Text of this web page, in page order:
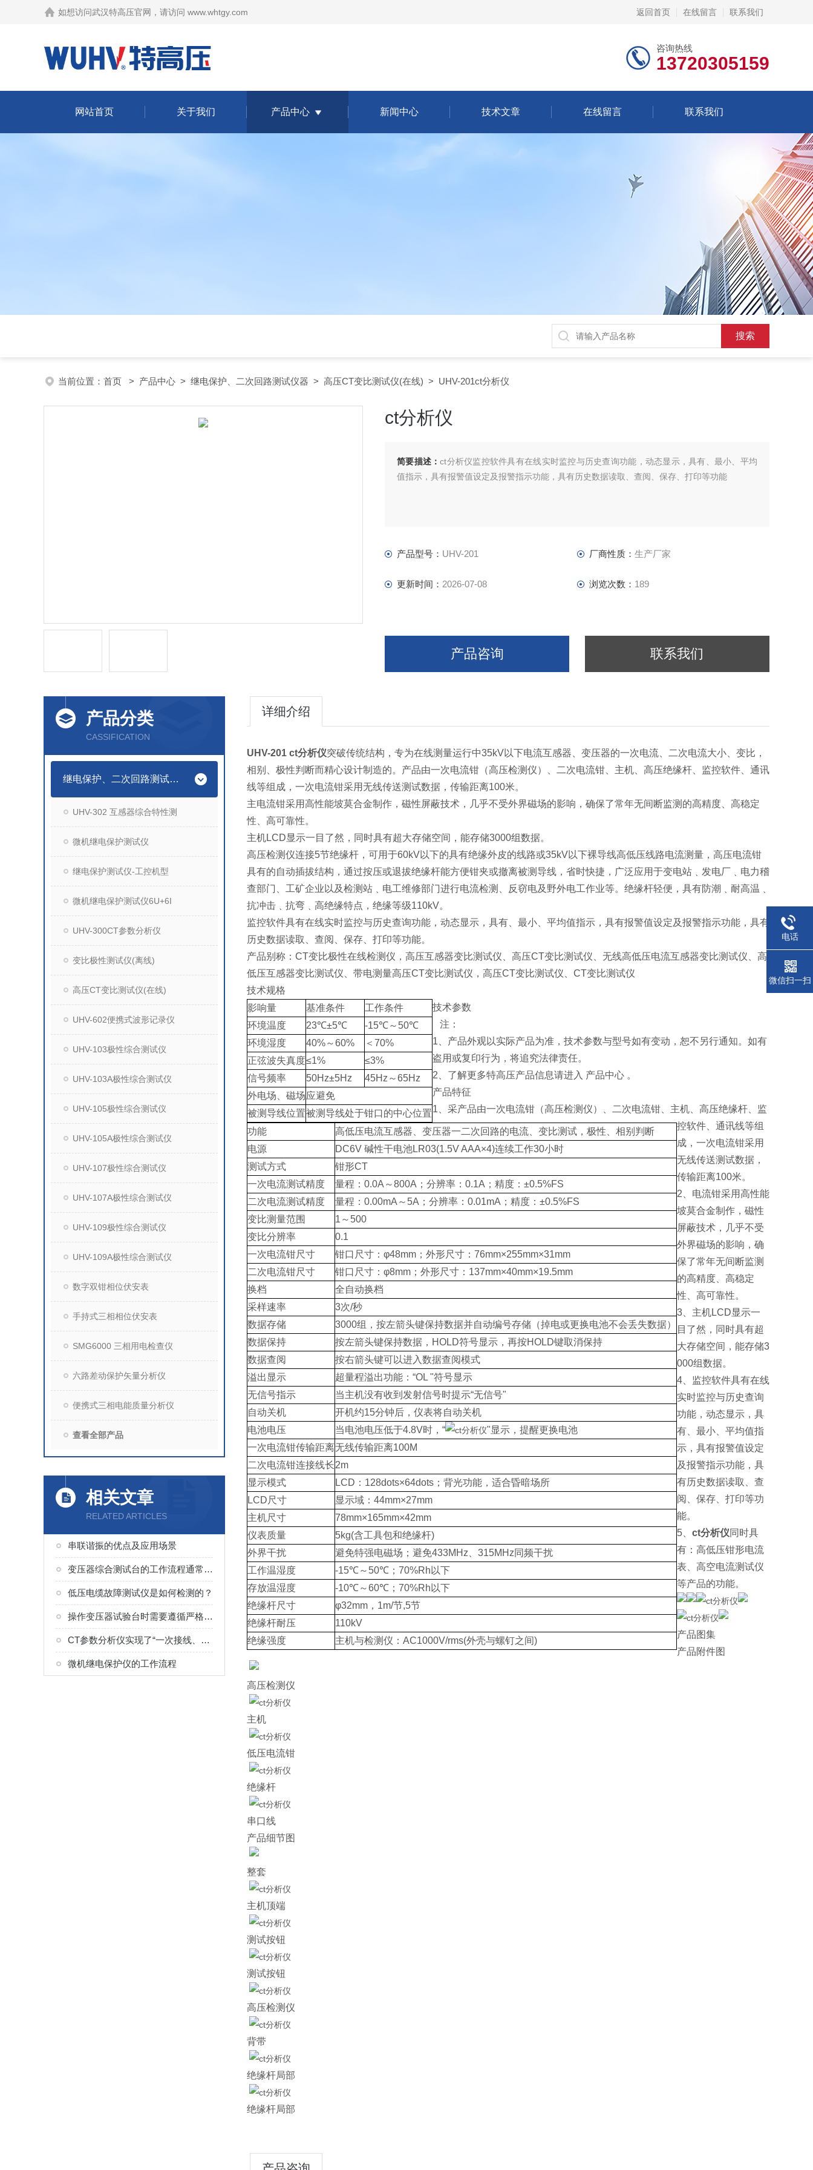
如想访问武汉特高压官网，请访问 www.whtgy.com 返回首页 在线留言 联系我们
咨询热线
13720305159
网站首页 关于我们 产品中心 新闻中心 技术文章 在线留言 联系我们
当前位置： 首页 > 产品中心 > 继电保护、二次回路测试仪器 > 高压CT变比测试仪(在线) > UHV-201ct分析仪
ct分析仪
简要描述：ct分析仪监控软件具有在线实时监控与历史查询功能，动态显示，具有、最小、平均
值指示，具有报警值设定及报警指示功能，具有历史数据读取、查阅、保存、打印等功能
产品型号： UHV-201 厂商性质： 生产厂家
更新时间： 2026-07-08 浏览次数： 189
产品咨询 联系我们
产品分类
CASSIFICATION
继电保护、二次回路测试仪器
UHV-302 互感器综合特性测
微机继电保护测试仪
继电保护测试仪-工控机型
微机继电保护测试仪6U+6I
UHV-300CT参数分析仪
变比极性测试仪(离线)
高压CT变比测试仪(在线)
UHV-602便携式波形记录仪
UHV-103极性综合测试仪
UHV-103A极性综合测试仪
UHV-105极性综合测试仪
UHV-105A极性综合测试仪
UHV-107极性综合测试仪
UHV-107A极性综合测试仪
UHV-109极性综合测试仪
UHV-109A极性综合测试仪
数字双钳相位伏安表
手持式三相相位伏安表
SMG6000 三相用电检查仪
六路差动保护矢量分析仪
便携式三相电能质量分析仪
查看全部产品
相关文章
RELATED ARTICLES
串联谐振的优点及应用场景
变压器综合测试台的工作流程通常分为以下几个环节
低压电缆故障测试仪是如何检测的？
操作变压器试验台时需要遵循严格的安全规程
CT参数分析仪实现了“一次接线、多项检测、自动生成结果”的流程
微机继电保护仪的工作流程
详细介绍
UHV-201 ct分析仪突破传统结构，专为在线测量运行中35kV以下电流互感器、变压器的一次电流、二次电流大小、变比，
相别、极性判断而精心设计制造的。产品由一次电流钳（高压检测仪）、二次电流钳、主机、高压绝缘杆、监控软件、通讯
线等组成，一次电流钳采用无线传送测试数据，传输距离100米。
主电流钳采用高性能坡莫合金制作，磁性屏蔽技术，几乎不受外界磁场的影响，确保了常年无间断监测的高精度、高稳定
性、高可靠性。
主机LCD显示一目了然，同时具有超大存储空间，能存储3000组数据。
高压检测仪连接5节绝缘杆，可用于60kV以下的具有绝缘外皮的线路或35kV以下裸导线高低压线路电流测量，高压电流钳
具有的自动插拔结构，通过按压或退拔绝缘杆能方便钳夹或撤离被测导线，省时快捷，广泛应用于变电站﹑发电厂﹑电力稽
查部门、工矿企业以及检测站﹑电工维修部门进行电流检测、反窃电及野外电工作业等。绝缘杆轻便，具有防潮﹑耐高温﹑
抗冲击﹑抗弯﹑高绝缘特点，绝缘等级110kV。
监控软件具有在线实时监控与历史查询功能，动态显示，具有、最小、平均值指示，具有报警值设定及报警指示功能，具有
历史数据读取、查阅、保存、打印等功能。
产品别称：CT变比极性在线检测仪，高压互感器变比测试仪、高压CT变比测试仪、无线高低压电流互感器变比测试仪、高
低压互感器变比测试仪、带电测量高压CT变比测试仪，高压CT变比测试仪、CT变比测试仪
技术规格
影响量
基准条件
工作条件
环境温度
23℃±5℃
-15℃～50℃
环境湿度
40%～60%
＜70%
正弦波失真度≤1%
≤3%
信号频率
50Hz±5Hz
45Hz～65Hz
外电场、磁场应避免
被测导线位置被测导线处于钳口的中心位置
技术参数
功能
高低压电流互感器、变压器一二次回路的电流、变比测试，极性、相别判断
电源
DC6V 碱性干电池LR03(1.5V AAA×4)连续工作30小时
测试方式
钳形CT
一次电流测试精度
量程：0.0A～800A；分辨率：0.1A；精度：±0.5%FS
二次电流测试精度
量程：0.00mA～5A；分辨率：0.01mA；精度：±0.5%FS
变比测量范围
1～500
变比分辨率
0.1
一次电流钳尺寸
钳口尺寸：φ48mm；外形尺寸：76mm×255mm×31mm
二次电流钳尺寸
钳口尺寸：φ8mm；外形尺寸：137mm×40mm×19.5mm
换档
全自动换档
采样速率
3次/秒
数据存储
3000组，按左箭头键保持数据并自动编号存储（掉电或更换电池不会丢失数据）
数据保持
按左箭头键保持数据，HOLD符号显示，再按HOLD键取消保持
数据查阅
按右箭头键可以进入数据查阅模式
溢出显示
超量程溢出功能：“OL "符号显示
无信号指示
当主机没有收到发射信号时提示“无信号"
自动关机
开机约15分钟后，仪表将自动关机
电池电压
当电池电压低于4.8V时，“
"显示，提醒更换电池
一次电流钳传输距离无线传输距离100M
二次电流钳连接线长2m
显示模式
LCD：128dots×64dots；背光功能，适合昏暗场所
LCD尺寸
显示域：44mm×27mm
主机尺寸
78mm×165mm×42mm
仪表质量
5kg(含工具包和绝缘杆)
外界干扰
避免特强电磁场；避免433MHz、315MHz同频干扰
工作温湿度
-15℃～50℃；70%Rh以下
存放温湿度
-10℃～60℃；70%Rh以下
绝缘杆尺寸
φ32mm，1m/节,5节
绝缘杆耐压
110kV
绝缘强度
主机与检测仪：AC1000V/rms(外壳与螺钉之间)
注：
1、产品外观以实际产品为准，技术参数与型号如有变动，恕不另行通知。如有
盗用或复印行为，将追究法律责任。
2、了解更多特高压产品信息请进入 产品中心 。
产品特征
1、采产品由一次电流钳（高压检测仪）、二次电流钳、主机、高压绝缘杆、监
控软件、通讯线等组
成，一次电流钳采用
无线传送测试数据，
传输距离100米。
2、电流钳采用高性能
坡莫合金制作，磁性
屏蔽技术，几乎不受
外界磁场的影响，确
保了常年无间断监测
的高精度、高稳定
性、高可靠性。
3、主机LCD显示一
目了然，同时具有超
大存储空间，能存储3
000组数据。
4、监控软件具有在线
实时监控与历史查询
功能，动态显示，具
有、最小、平均值指
示，具有报警值设定
及报警指示功能，具
有历史数据读取、查
阅、保存、打印等功
能。
5、 ct分析仪同时具
有：高低压钳形电流
表、高空电流测试仪
等产品的功能。
产品图集
产品附件图
高压检测仪
主机
低压电流钳
绝缘杆
串口线
产品细节图
整套
主机顶端
测试按钮
测试按钮
高压检测仪
背带
绝缘杆局部
绝缘杆局部
电话
微信扫一扫